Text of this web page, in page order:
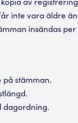
inte vara äldre
insändas
stämman.
dagordning.